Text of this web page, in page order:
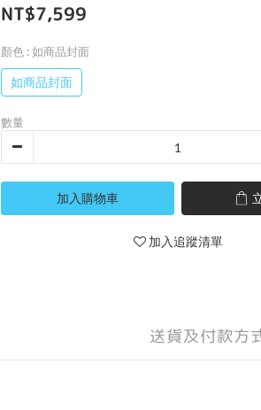
NT$7,599
顏色 : 如商品封面
如商品封面
數量
加入購物車
加入追蹤清單
送貨及付款方